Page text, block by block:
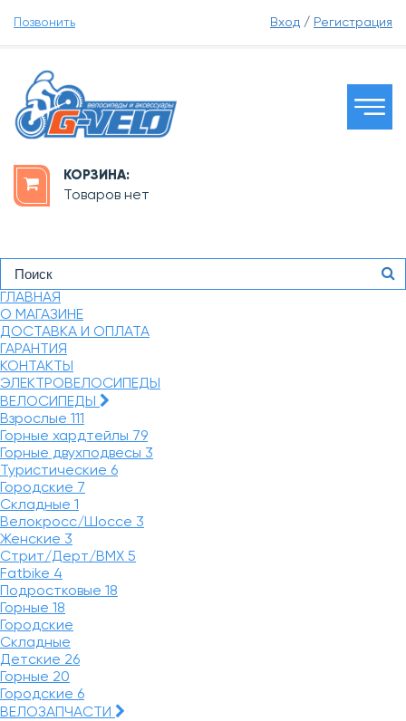
Позвонить Вход / Регистрация
КОРЗИНА:
Товаров нет
ГЛАВНАЯ
О МАГАЗИНЕ
ДОСТАВКА И ОПЛАТА
ГАРАНТИЯ
КОНТАКТЫ
ЭЛЕКТРОВЕЛОСИПЕДЫ
ВЕЛОСИПЕДЫ
Взрослые 111
Горные хардтейлы 79
Горные двухподвесы 3
Туристические 6
Городские 7
Складные 1
Велокросс/Шоссе 3
Женские 3
Стрит/Дерт/BMX 5
Fatbike 4
Подростковые 18
Горные 18
Городские
Складные
Детские 26
Горные 20
Городские 6
ВЕЛОЗАПЧАСТИ